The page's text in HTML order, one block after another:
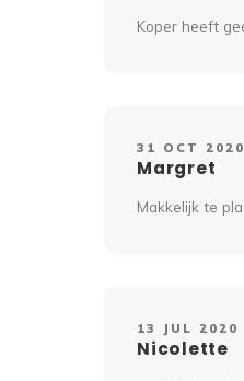
Koper heeft
31 OCT 2020
Margret
Makkelijk te
13 JUL 2020
Nicolette